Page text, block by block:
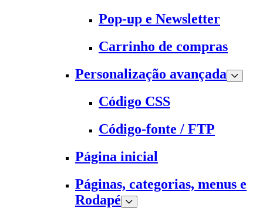
Pop-up e Newsletter
Carrinho de compras
Personalização avançada
Código CSS
Código-fonte / FTP
Página inicial
Páginas, categorias, menus e
Rodapé